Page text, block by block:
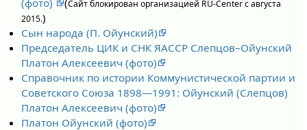
Сайт блокирован организацией RU-Center с августа
2015.)
Сын народа (П. Ойунский)
Председатель ЦИК и СНК ЯАССР Слепцов–Ойунский
Платон Алексеевич (фото)
Справочник по истории Коммунистической партии и
Советского Союза 1898—1991: Ойунский (Слепцов)
Платон Алексеевич (фото)
Платон Ойунский (фото)